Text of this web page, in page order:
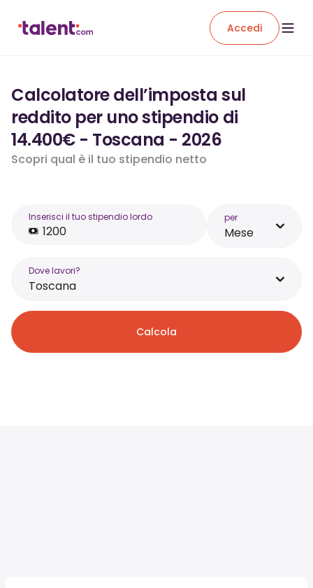
Accedi
Calcolatore dell’imposta sul
reddito per uno stipendio di
14.400€ - Toscana - 2026
Scopri qual è il tuo stipendio netto
Inserisci il tuo stipendio lordo per
Mese
Dove lavori?
Toscana
Calcola